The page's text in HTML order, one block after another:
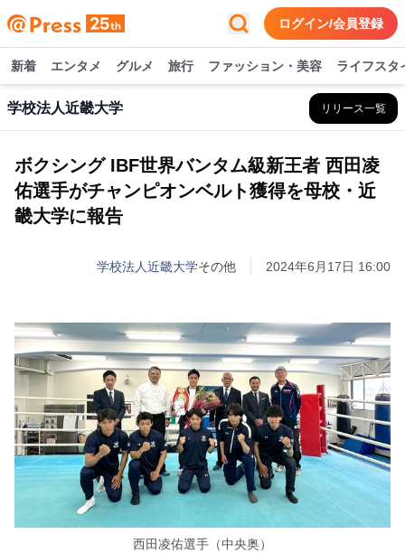
ログイン/会員登録
新着 エンタメ グルメ 旅行 ファッション・美容 ライフスタ
学校法人近畿大学 リリース一覧
ボクシング IBF世界バンタム級新王者 西田凌
佑選手がチャンピオンベルト獲得を母校・近
畿大学に報告
学校法人近畿大学その他 2024年6月17日 16:00
西田凌佑選手（中央奥）